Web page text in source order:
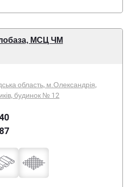
МСЦ ЧМ
область, м.Олександрія,
будинок № 12